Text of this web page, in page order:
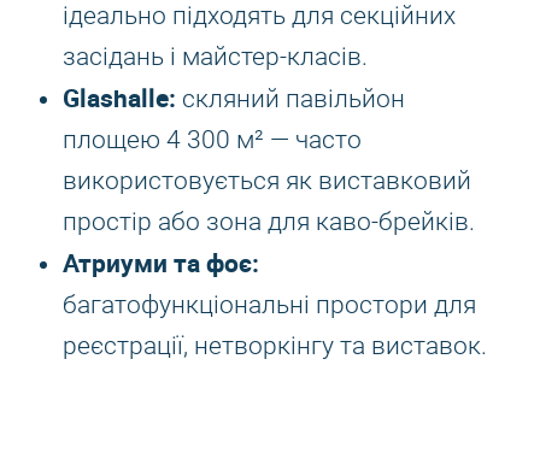
ідеально підходять для секційних
засідань і майстер-класів.
Glashalle: скляний павільйон
площею 4 300 м² — часто
використовується як виставковий
простір або зона для каво-брейків.
Атриуми та фоє:
багатофункціональні простори для
реєстрації, нетворкінгу та виставок.